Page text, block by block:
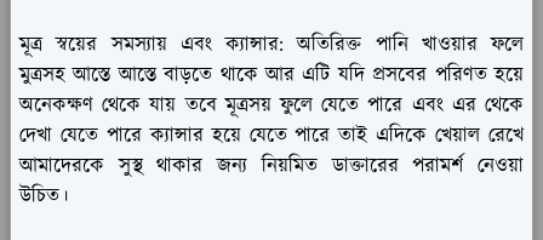
মূত্র স্বয়ের সমস্যায় এবং ক্যান্সার: অতিরিক্ত পানি খাওয়ার ফলে
মুত্রসহ আস্তে আস্তে বাড়তে থাকে আর এটি যদি প্রসবের পরিণত হয়ে
অনেকক্ষণ থেকে যায় তবে মূত্রসয় ফুলে যেতে পারে এবং এর থেকে
দেখা যেতে পারে ক্যান্সার হয়ে যেতে পারে তাই এদিকে খেয়াল রেখে
আমাদেরকে সুস্থ থাকার জন্য নিয়মিত ডাক্তারের পরামর্শ নেওয়া
উচিত।